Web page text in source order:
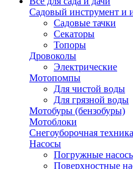
Садовый инструмент и
Садовые тачки
Секаторы
Топоры
Дровоколы
Электрические
Мотопомпы
Для чистой воды
Для грязной воды
Мотобуры (бензобуры)
Мотоблоки
Снегоуборочная
Насосы
Погружные
Поверхностные